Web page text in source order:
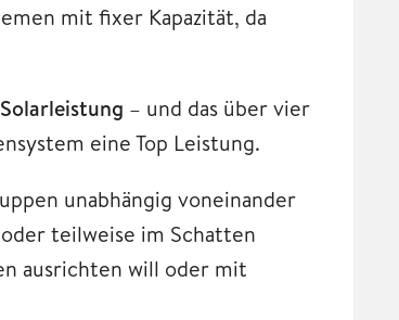
mit fixer Kapazität, da
– und das über vier
eine Top Leistung.
unabhängig voneinander
teilweise im Schatten
ausrichten will oder mit